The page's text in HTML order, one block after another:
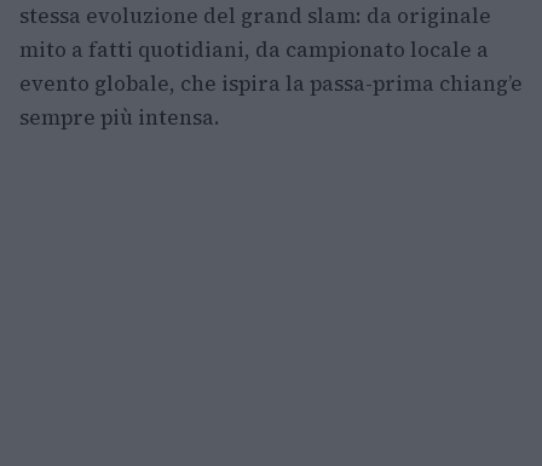
stessa evoluzione del grand slam: da originale
mito a fatti quotidiani, da campionato locale a
evento globale, che ispira la passa-prima chiang’e
sempre più intensa.